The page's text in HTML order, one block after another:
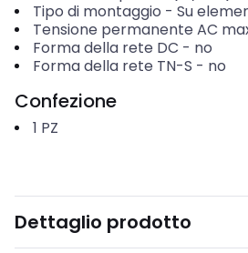
Tipo di montaggio - Su
Tensione permanente AC
Forma della rete DC - no
Forma della rete TN-S - no
Confezione
1 PZ
Dettaglio prodotto